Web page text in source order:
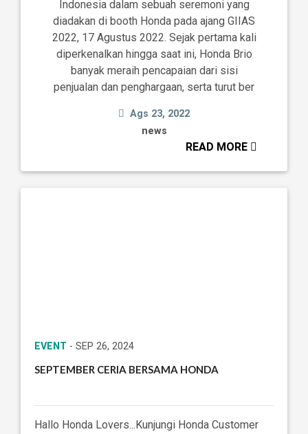
Indonesia dalam sebuah seremoni yang
diadakan di booth Honda pada ajang GIIAS
2022, 17 Agustus 2022. Sejak pertama kali
diperkenalkan hingga saat ini, Honda Brio
banyak meraih pencapaian dari sisi
penjualan dan penghargaan, serta turut ber
Ags 23, 2022
news
READ MORE
EVENT - SEP 26, 2024
SEPTEMBER CERIA BERSAMA HONDA
Hallo Honda Lovers...Kunjungi Honda Customer